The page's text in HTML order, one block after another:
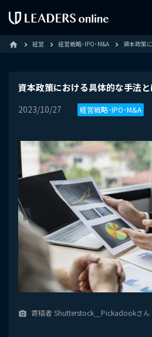
home 経営 経営戦略･IPO･M&A 資本政策
資本政策における具体的な手法と
2023/10/27 経営戦略･IPO･M&A
camera_alt 寄稿者 Shutterstock＿Pickadookさん